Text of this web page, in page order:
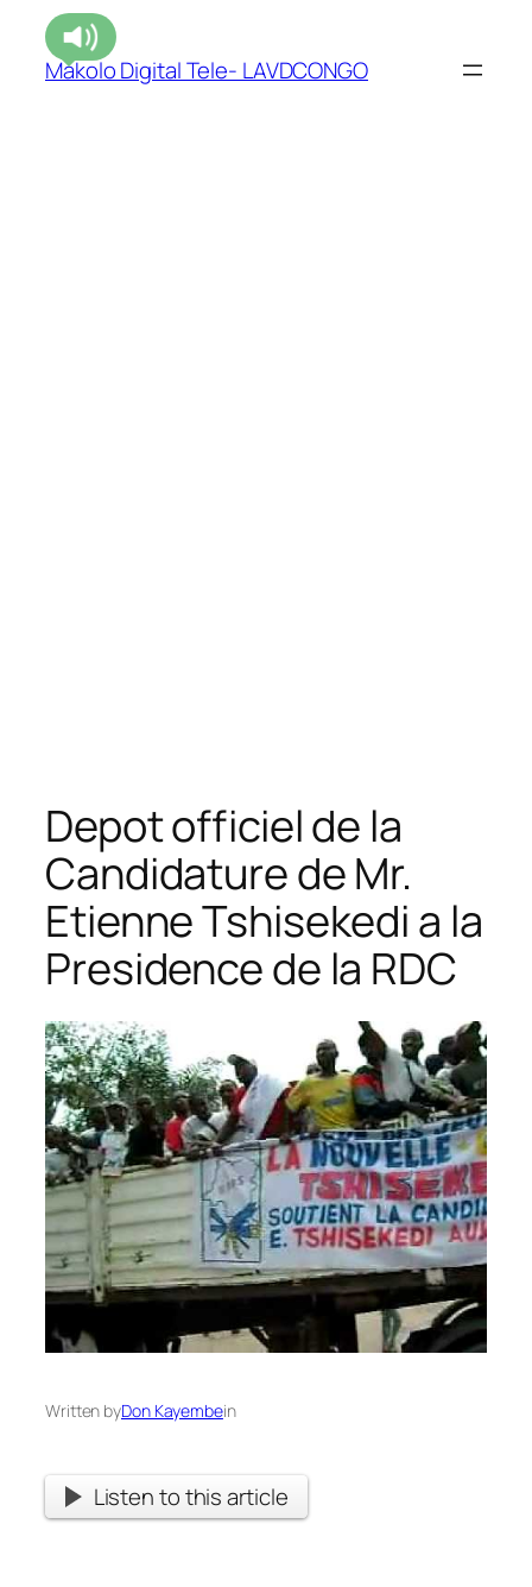
Makolo Digital Tele- LAVDCONGO
Depot officiel de la
Candidature de Mr.
Etienne Tshisekedi a la
Presidence de la RDC
Written byDon Kayembein
Listen to this article